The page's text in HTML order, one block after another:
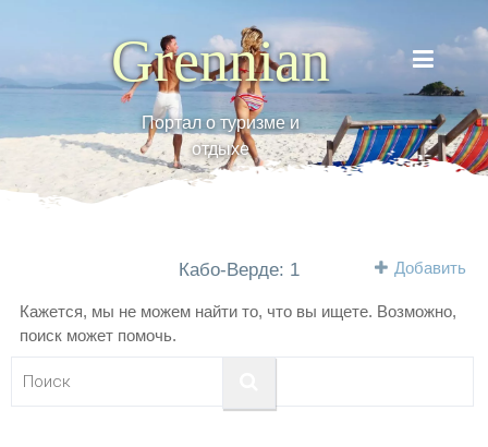
Grennian
Портал о туризме и
отдыхе
Кабо-Верде: 1 Добавить
Кажется, мы не можем найти то, что вы ищете. Возможно,
поиск может помочь.